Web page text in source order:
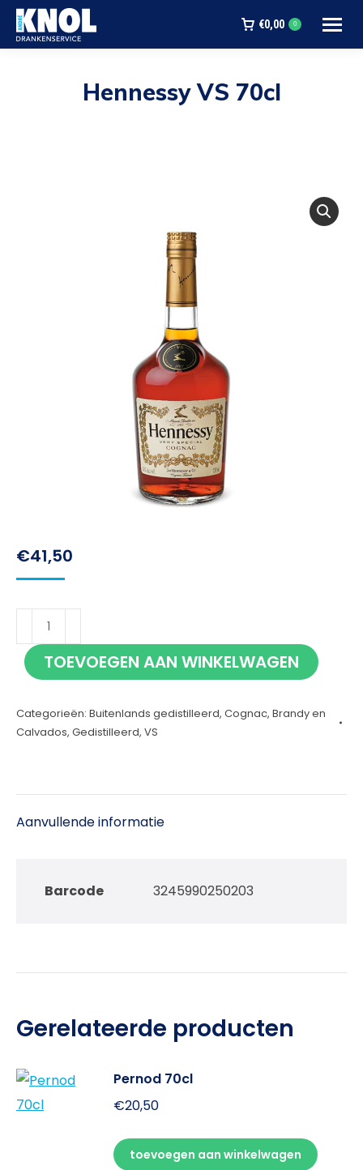
€0,00 0
Hennessy VS 70cl
€41,50
Hennessy
VS
70cl TOEVOEGEN AAN WINKELWAGEN
Categorieën: Buitenlands gedistilleerd, Cognac, Brandy en
Calvados, Gedistilleerd, VS
Aanvullende informatie
Barcode 3245990250203
Gerelateerde producten
Pernod 70cl
€20,50
toevoegen aan winkelwagen